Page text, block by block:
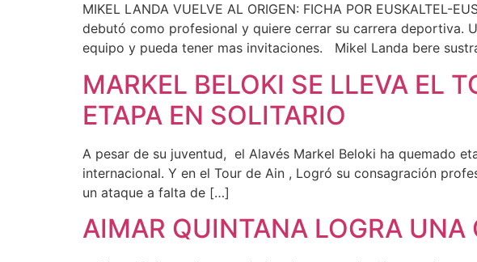
MIKEL LANDA VUELVE AL ORIGEN: FICHA POR
debutó como profesional y quiere cerrar su carrera deportiva.
equipo y pueda tener mas invitaciones. Mikel Landa bere
MARKEL BELOKI SE LLEVA EL
ETAPA EN SOLITARIO
A pesar de su juventud, el Alavés Markel Beloki ha quemado
internacional. Y en el Tour de Ain , Logró su consagración
un ataque a falta de […]
AIMAR QUINTANA LOGRA